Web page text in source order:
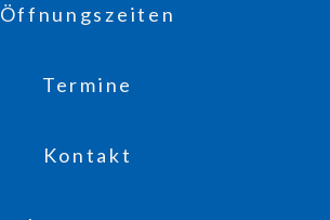
Öffnungszeiten
Termine
Kontakt